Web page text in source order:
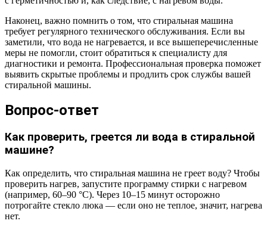
Наконец, важно помнить о том, что стиральная машина
требует регулярного технического обслуживания. Если вы
заметили, что вода не нагревается, и все вышеперечисленные
меры не помогли, стоит обратиться к специалисту для
диагностики и ремонта. Профессиональная проверка поможет
выявить скрытые проблемы и продлить срок службы вашей
стиральной машины.
Вопрос-ответ
Как проверить, греется ли вода в стиральной
машине?
Как определить, что стиральная машина не греет воду? Чтобы
проверить нагрев, запустите программу стирки с нагревом
(например, 60–90 °C). Через 10–15 минут осторожно
потрогайте стекло люка — если оно не теплое, значит, нагрева
нет.